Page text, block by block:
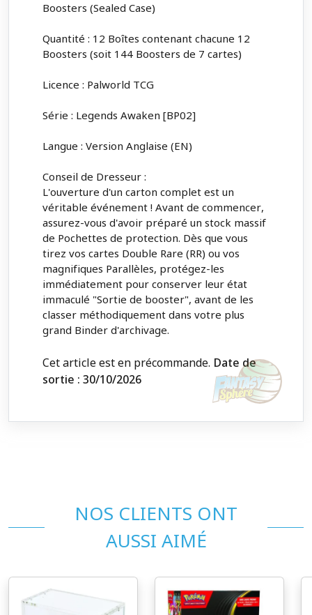
Boosters (Sealed Case)
Quantité : 12 Boîtes contenant chacune 12
Boosters (soit 144 Boosters de 7 cartes)
Licence : Palworld TCG
Série : Legends Awaken [BP02]
Langue : Version Anglaise (EN)
Conseil de Dresseur :
L'ouverture d'un carton complet est un
véritable événement ! Avant de commencer,
assurez-vous d'avoir préparé un stock massif
de Pochettes de protection. Dès que vous
tirez vos cartes Double Rare (RR) ou vos
magnifiques Parallèles, protégez-les
immédiatement pour conserver leur état
immaculé "Sortie de booster", avant de les
classer méthodiquement dans votre plus
grand Binder d'archivage.
Cet article est en précommande. Date de
sortie : 30/10/2026
NOS CLIENTS ONT
AUSSI AIMÉ